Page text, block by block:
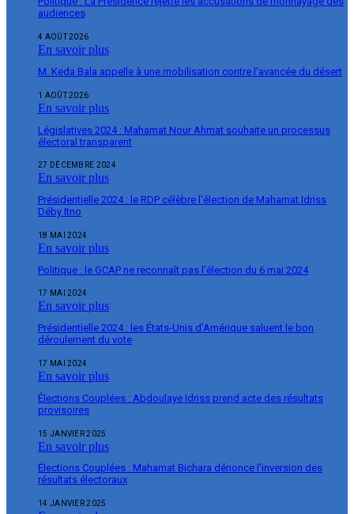
audiences
4 AOÛT 2026
En savoir plus
M. Keda Bala appelle à une mobilisation contre l’avancée du désert
1 AOÛT 2026
En savoir plus
Législatives 2024 : Mahamat Nour Ahmat souhaite un processus
électoral transparent
27 DÉCEMBRE 2024
En savoir plus
Présidentielle 2024 : le RDP célèbre l’élection de Mahamat Idriss
Déby Itno
18 MAI 2024
En savoir plus
Politique : le GCAP ne reconnaît pas l’élection du 6 mai 2024
17 MAI 2024
En savoir plus
Présidentielle 2024 : les États-Unis d’Amérique saluent le bon
déroulement du vote
17 MAI 2024
En savoir plus
Élections Couplées : Abdoulaye Idriss prend acte des résultats
provisoires
15 JANVIER 2025
En savoir plus
Élections Couplées : Mahamat Bichara dénonce l’inversion des
résultats électoraux
14 JANVIER 2025